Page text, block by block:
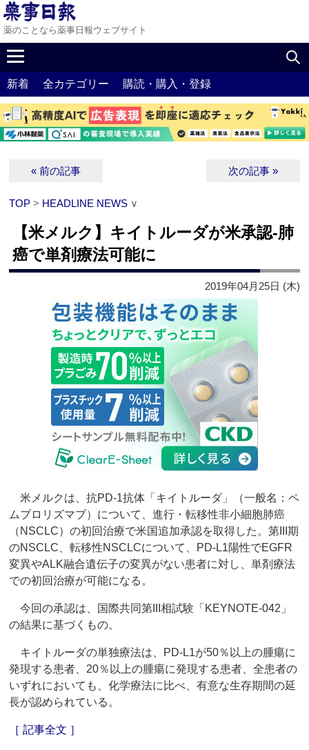
薬のことなら薬事日報ウェブサイト
新着 全カテゴリー 購読・購入・登録
« 前の記事 次の記事 »
TOP > HEADLINE NEWS ∨
【米メルク】キイトルーダが米承認‐肺
癌で単剤療法可能に
2019年04月25日 (木)
米メルクは、抗PD-1抗体「キイトルーダ」（一般名：ペ
ムブロリズマブ）について、進行・転移性非小細胞肺癌
（NSCLC）の初回治療で米国追加承認を取得した。第III期
のNSCLC、転移性NSCLCについて、PD-L1陽性でEGFR
変異やALK融合遺伝子の変異がない患者に対し、単剤療法
での初回治療が可能になる。
今回の承認は、国際共同第III相試験「KEYNOTE-042」
の結果に基づくもの。
キイトルーダの単独療法は、PD-L1が50％以上の腫瘍に
発現する患者、20％以上の腫瘍に発現する患者、全患者の
いずれにおいても、化学療法に比べ、有意な生存期間の延
長が認められている。
［ 記事全文 ］